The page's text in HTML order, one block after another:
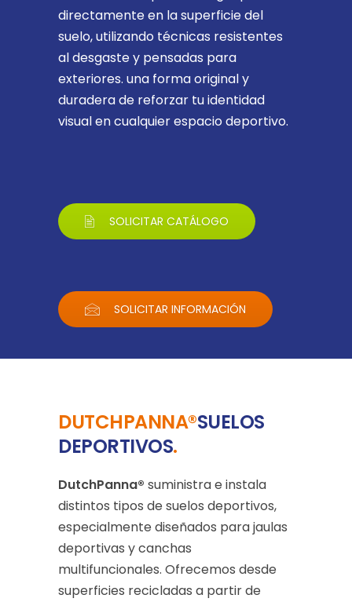
directamente en la superficie del
suelo, utilizando técnicas resistentes
al desgaste y pensadas para
exteriores. una forma original y
duradera de reforzar tu identidad
visual en cualquier espacio deportivo.
SOLICITAR CATÁLOGO
SOLICITAR INFORMACIÓN
DUTCHPANNA®SUELOS
DEPORTIVOS.
DutchPanna® suministra e instala
distintos tipos de suelos deportivos,
especialmente diseñados para jaulas
deportivas y canchas
multifuncionales. Ofrecemos desde
superficies recicladas a partir de